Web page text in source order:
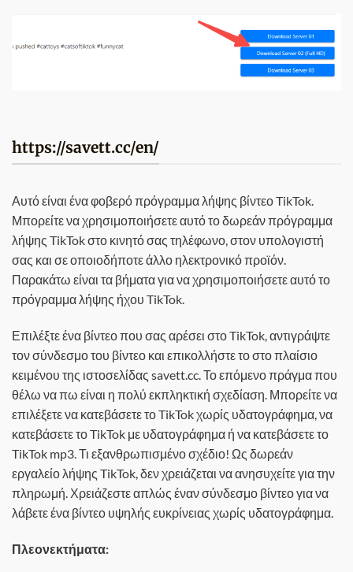
https://savett.cc/en/
Αυτό είναι ένα φοβερό πρόγραμμα λήψης βίντεο TikTok.
Μπορείτε να χρησιμοποιήσετε αυτό το δωρεάν πρόγραμμα
λήψης TikTok στο κινητό σας τηλέφωνο, στον υπολογιστή
σας και σε οποιοδήποτε άλλο ηλεκτρονικό προϊόν.
Παρακάτω είναι τα βήματα για να χρησιμοποιήσετε αυτό το
πρόγραμμα λήψης ήχου TikTok.
Επιλέξτε ένα βίντεο που σας αρέσει στο TikTok, αντιγράψτε
τον σύνδεσμο του βίντεο και επικολλήστε το στο πλαίσιο
κειμένου της ιστοσελίδας savett.cc. Το επόμενο πράγμα που
θέλω να πω είναι η πολύ εκπληκτική σχεδίαση. Μπορείτε να
επιλέξετε να κατεβάσετε το TikTok χωρίς υδατογράφημα, να
κατεβάσετε το TikTok με υδατογράφημα ή να κατεβάσετε το
TikTok mp3. Τι εξανθρωπισμένο σχέδιο! Ως δωρεάν
εργαλείο λήψης TikTok, δεν χρειάζεται να ανησυχείτε για την
πληρωμή. Χρειάζεστε απλώς έναν σύνδεσμο βίντεο για να
λάβετε ένα βίντεο υψηλής ευκρίνειας χωρίς υδατογράφημα.
Πλεονεκτήματα: